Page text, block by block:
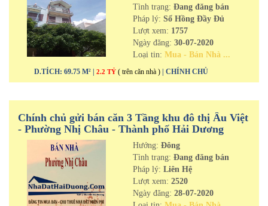
Tình trạng: Đang đăng bán
Pháp lý: Sổ Hồng Đầy Đủ
Lượt xem: 1757
Ngày đăng: 30-07-2020
Loại tin: Mua - Bán Nhà ...
D.TÍCH: 69.75 M² | 2.2 TỶ ( trên căn nhà ) | CHÍNH CHỦ
Chính chủ gửi bán căn 3 Tầng khu đô thị Âu Việt
- Phường Nhị Châu - Thành phố Hải Dương
Hướng: Đông
Tình trạng: Đang đăng bán
Pháp lý: Liên Hệ
Lượt xem: 2520
Ngày đăng: 28-07-2020